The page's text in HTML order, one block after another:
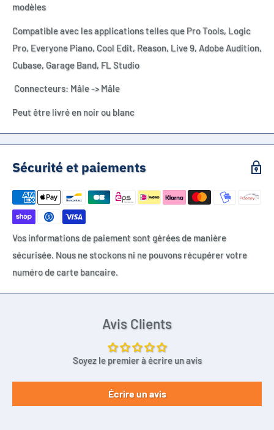
modèles
Compatible avec les applications telles que Pro Tools, Logic
Pro, Everyone Piano, Cool Edit, Reason, Live 9, Adobe Audition,
Cubase, Garage Band, FL Studio
Connecteurs: Mâle -> Mâle
Peut être livré en noir ou blanc
Sécurité et paiements
Vos informations de paiement sont gérées de manière
sécurisée. Nous ne stockons ni ne pouvons récupérer votre
numéro de carte bancaire.
Avis Clients
Soyez le premier à écrire un avis
Écrire un avis